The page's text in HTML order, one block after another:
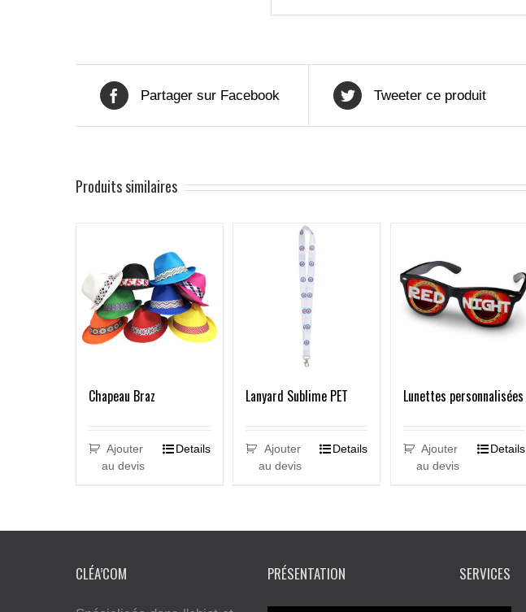
Partager sur Facebook Tweeter ce produit
Produits similaires
Chapeau Braz
Ajouter
au devis
Details
Lanyard Sublime PET
Ajouter
au devis
Details
Lunettes personnalisées
Ajouter
au devis
Details
CLÉA’COM PRÉSENTATION SERVICES